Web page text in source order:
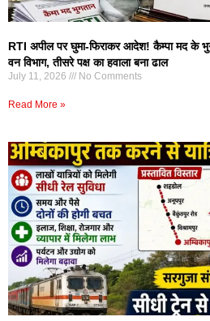
RTI अपील पर घुमा-फिराकर आदेश! कैम्पा मद के
वन विभाग, तीसरे पक्ष का हवाला बना ढाल
July 11, 2026 No Comments
Read More »